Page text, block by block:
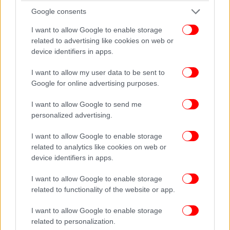
Google consents
I want to allow Google to enable storage
related to advertising like cookies on web or
device identifiers in apps.
I want to allow my user data to be sent to
Google for online advertising purposes.
I want to allow Google to send me
personalized advertising.
I want to allow Google to enable storage
related to analytics like cookies on web or
device identifiers in apps.
I want to allow Google to enable storage
related to functionality of the website or app.
I want to allow Google to enable storage
related to personalization.
Και σκεφτόμουν, καθώς σας άκουγα όλους, την
καθεμία και τον καθένα ξεχωριστά, ότι σήμερα δεν
ακούσαμε μόνο μία παρουσίαση, αλλά ενδεχομένως
συμμετείχαμε σε μία εξήγηση. Σε μία εξήγηση γιατί
η Νέα Δημοκρατία είναι σήμερα το μεγαλύτερο